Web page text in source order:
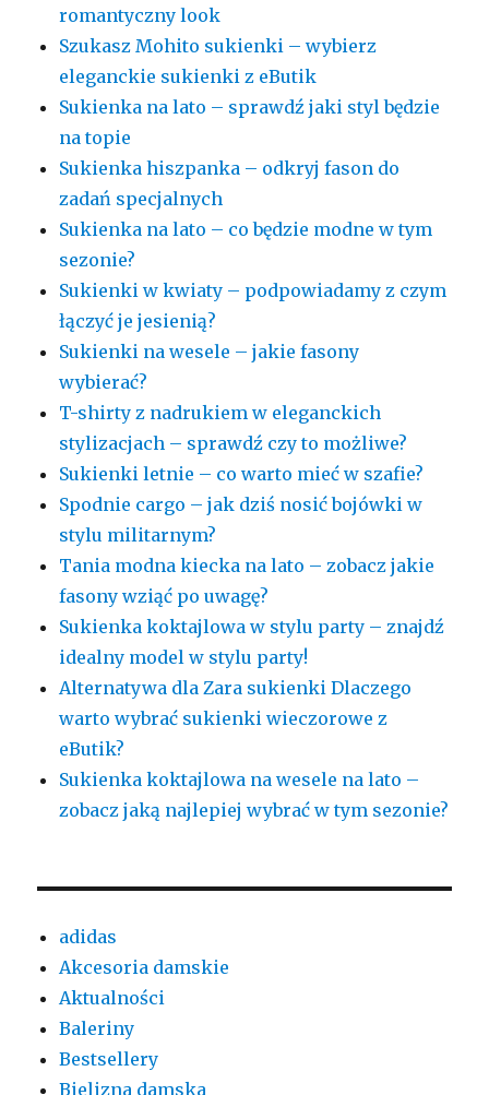
romantyczny look
Szukasz Mohito sukienki – wybierz
eleganckie sukienki z eButik
Sukienka na lato – sprawdź jaki styl będzie
na topie
Sukienka hiszpanka – odkryj fason do
zadań specjalnych
Sukienka na lato – co będzie modne w tym
sezonie?
Sukienki w kwiaty – podpowiadamy z czym
łączyć je jesienią?
Sukienki na wesele – jakie fasony
wybierać?
T-shirty z nadrukiem w eleganckich
stylizacjach – sprawdź czy to możliwe?
Sukienki letnie – co warto mieć w szafie?
Spodnie cargo – jak dziś nosić bojówki w
stylu militarnym?
Tania modna kiecka na lato – zobacz jakie
fasony wziąć po uwagę?
Sukienka koktajlowa w stylu party – znajdź
idealny model w stylu party!
Alternatywa dla Zara sukienki Dlaczego
warto wybrać sukienki wieczorowe z
eButik?
Sukienka koktajlowa na wesele na lato –
zobacz jaką najlepiej wybrać w tym sezonie?
adidas
Akcesoria damskie
Aktualności
Baleriny
Bestsellery
Bielizna damska